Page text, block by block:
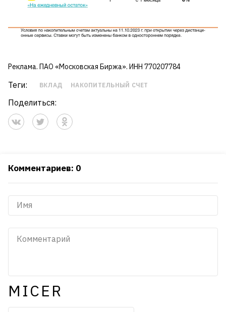
Реклама. ПАО «Московская Биржа». ИНН 770207784
Теги: ВКЛАД НАКОПИТЕЛЬНЫЙ СЧЕТ
Поделиться:
Комментариев: 0
MICER